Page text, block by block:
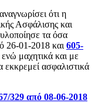
ότι η
Ασφάλισης και
τα όσα
26-01-2018 και 605-
μαχητικά και με
εκκρεμεί ασφαλιστικά
329 από 08-06-2018